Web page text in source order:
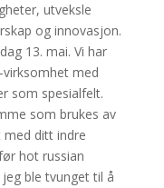
utveksle
og innovasjon.
13. mai. Vi har
med
som spesialfelt.
som brukes av
med ditt indre
hot russian
ble tvunget til å